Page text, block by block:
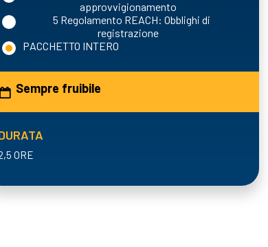
approvvigionamento
5 Regolamento REACH: Obblighi di
registrazione
PACCHETTO INTERO
Sempre fruibile
ORE